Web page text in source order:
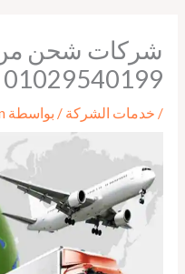
شركات شحن من
01029540199
/ خدمات الشركة / بواسطة